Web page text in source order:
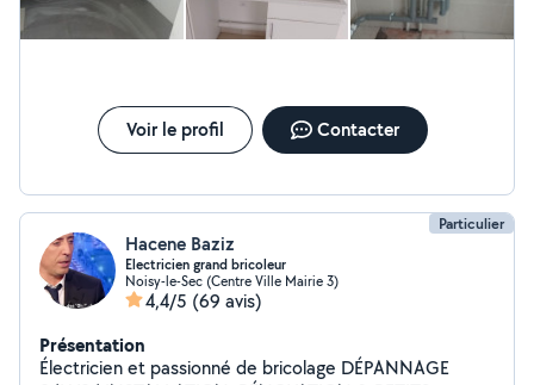
Voir le profil Contacter
Particulier
Hacene Baziz
Electricien grand bricoleur
Noisy-le-Sec (Centre Ville Mairie 3)
4,4/5 (69 avis)
Présentation
Électricien et passionné de bricolage DÉPANNAGE